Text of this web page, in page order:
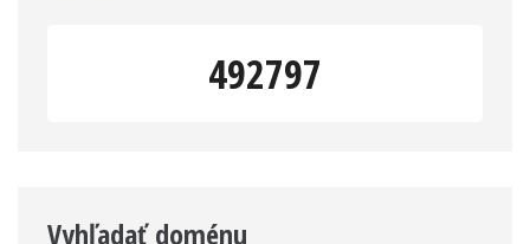
492797
Vyhľadať doménu